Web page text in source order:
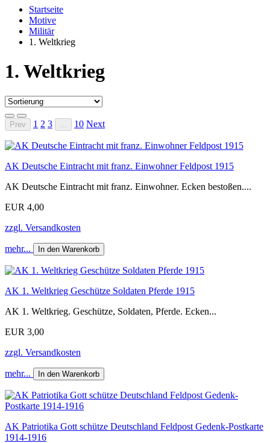
Startseite
Motive
Militär
1. Weltkrieg
1. Weltkrieg
Prev 1 2 3 10 Next
AK Deutsche Eintracht mit franz. Einwohner Feldpost 1915
AK Deutsche Eintracht mit franz. Einwohner. Ecken bestoßen....
EUR 4,00
zzgl. Versandkosten
mehr... In den Warenkorb
AK 1. Weltkrieg Geschütze Soldaten Pferde 1915
AK 1. Weltkrieg. Geschütze, Soldaten, Pferde. Ecken...
EUR 3,00
zzgl. Versandkosten
mehr... In den Warenkorb
AK Patriotika Gott schütze Deutschland Feldpost Gedenk-Postkarte
1914-1916